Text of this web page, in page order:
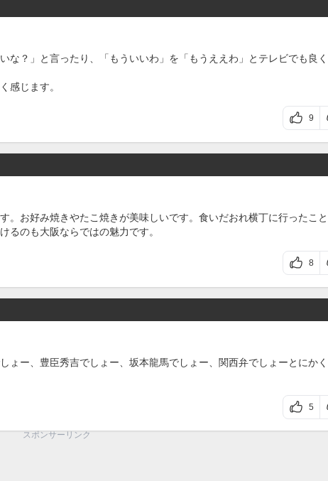
な？」と言ったり、「もういいわ」を「もうええわ」とテレビでも良
感じます。
9
。お好み焼きやたこ焼きが美味しいです。食いだおれ横丁に行ったこ
るのも大阪ならではの魅力です。
8
ょー、豊臣秀吉でしょー、坂本龍馬でしょー、関西弁でしょーとにか
5
スポンサーリンク